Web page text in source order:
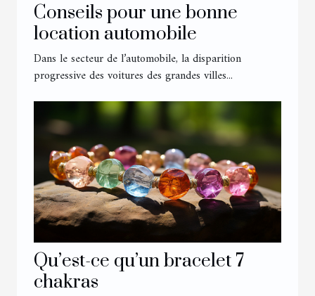
Conseils pour une bonne
location automobile
Dans le secteur de l’automobile, la disparition
progressive des voitures des grandes villes...
Qu’est-ce qu’un bracelet 7
chakras